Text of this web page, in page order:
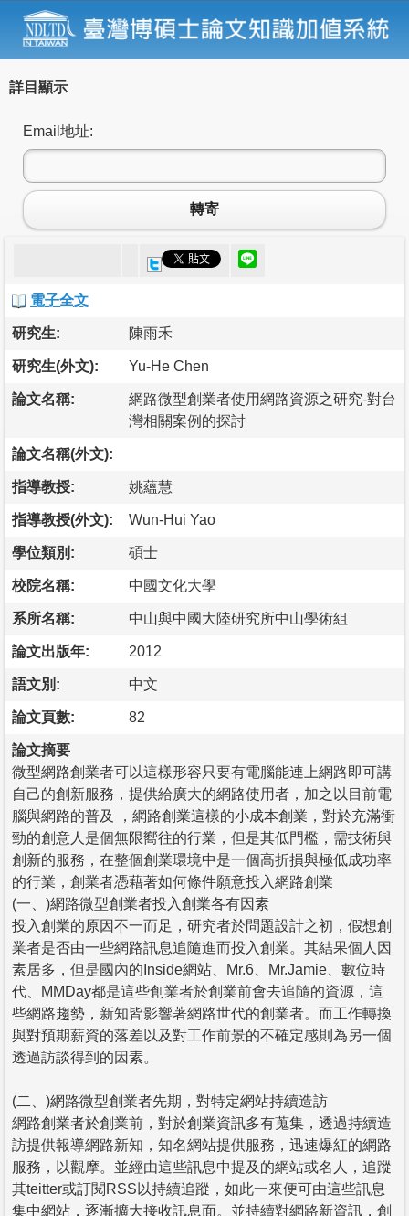
詳目顯示
Email地址:
轉寄
電子全文
研究生: 陳雨禾
研究生(外文): Yu-He Chen
論文名稱:
網路微型創業者使用網路資源之研究-對台
灣相關案例的探討
論文名稱(外文):
指導教授: 姚蘊慧
指導教授(外文): Wun-Hui Yao
學位類別: 碩士
校院名稱: 中國文化大學
系所名稱: 中山與中國大陸研究所中山學術組
論文出版年: 2012
語文別: 中文
論文頁數: 82
論文摘要
微型網路創業者可以這樣形容只要有電腦能連上網路即可講
自己的創新服務，提供給廣大的網路使用者，加之以目前電
腦與網路的普及 ，網路創業這樣的小成本創業，對於充滿衝
勁的創意人是個無限嚮往的行業，但是其低門檻，需技術與
創新的服務，在整個創業環境中是一個高折損與極低成功率
的行業，創業者憑藉著如何條件願意投入網路創業
(一、)網路微型創業者投入創業各有因素
投入創業的原因不一而足，研究者於問題設計之初，假想創
業者是否由一些網路訊息追隨進而投入創業。其結果個人因
素居多，但是國內的Inside網站、Mr.6、Mr.Jamie、數位時
代、MMDay都是這些創業者於創業前會去追隨的資源，這
些網路趨勢，新知皆影響著網路世代的創業者。而工作轉換
與對預期薪資的落差以及對工作前景的不確定感則為另一個
透過訪談得到的因素。
(二、)網路微型創業者先期，對特定網站持續造訪
網路創業者於創業前，對於創業資訊多有蒐集，透過持續造
訪提供報導網路新知，知名網站提供服務，迅速爆紅的網路
服務，以觀摩。並經由這些訊息中提及的網站或名人，追蹤
其teitter或訂閱RSS以持續追蹤，如此一來便可由這些訊息
集中網站，逐漸擴大接收訊息面。並持續對網路新資訊，創